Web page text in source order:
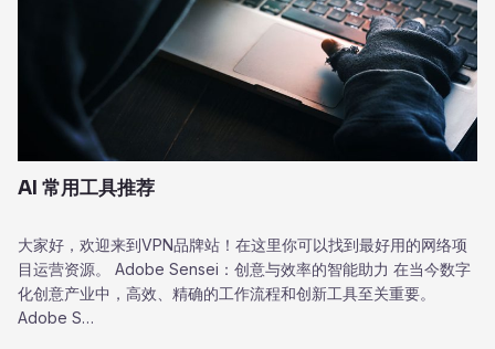
AI 常用工具推荐
大家好，欢迎来到VPN品牌站！在这里你可以找到最好用的网络项
目运营资源。 Adobe Sensei：创意与效率的智能助力 在当今数字
化创意产业中，高效、精确的工作流程和创新工具至关重要。
Adobe S…